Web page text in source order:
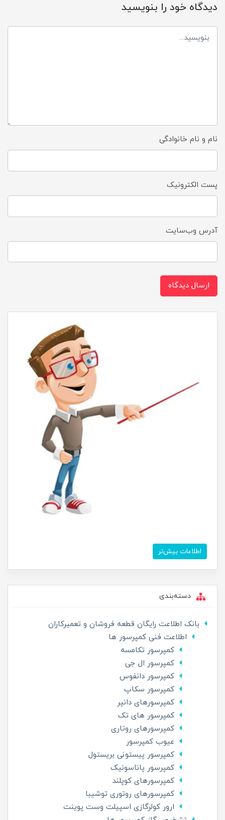
دیدگاه خود را بنویسید
نام و نام خانوادگی
پست الکترونیک
آدرس وب‌سایت
ارسال دیدگاه
اطلاعات بیش‌تر
دسته‌بندی
بانک اطلاعت رایگان قطعه فروشان و تعمیرکاران
اطلاعت فنی کمپرسور ها
کمپرسور تکامسه
کمپرسور ال جی
کمپرسور دانفوس
کمپرسور سکاپ
کمپرسورهای دانپر
کمپرسور های تک
کمپرسورهای روتاری
عیوب کمپرسور
کمپرسور پیستونی بریستول
کمپرسور پاناسونیک
کمپرسورهای کوپلند
کمپرسورهای روتوری توشیبا
ارور کولرگازی اسپیلت وست پوینت